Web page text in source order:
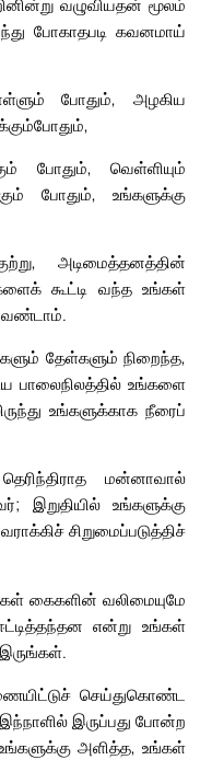
போகாதபடி கவனமாய்
போதும், அழகிய
போதும், வெள்ளியும்
போதும், உங்களுக்கு
அடிமைத்தனத்தின்
கூட்டி வந்த உங்கள்
தேள்களும் நிறைந்த,
பாலைநிலத்தில் உங்களை
உங்களுக்காக நீரைப்
மன்னாவால்
இறுதியில் உங்களுக்கு
சிறுமைப்படுத்திச்
கைகளின் வலிமையுமே
என்று உங்கள்
செய்துகொண்ட
இந்நாளில் இருப்பது போன்ற
அளித்த, உங்கள்